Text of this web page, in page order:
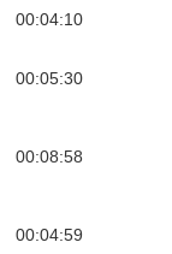
00:04:10
00:05:30
00:08:58
00:04:59